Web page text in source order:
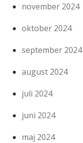
november 2024
oktober 2024
september 2024
august 2024
juli 2024
juni 2024
maj 2024